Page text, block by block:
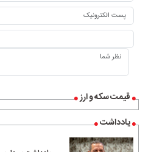
قیمت سکه و ارز
یادداشت